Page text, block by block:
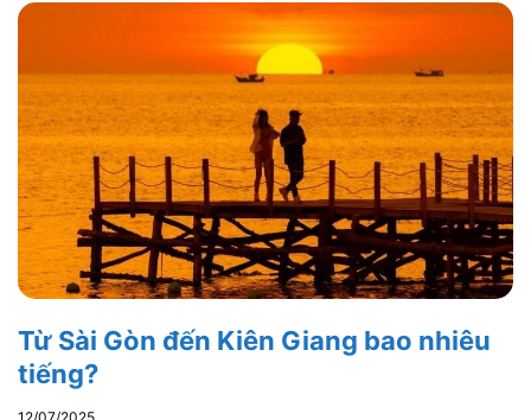
Từ Sài Gòn đến Kiên Giang bao nhiêu
tiếng?